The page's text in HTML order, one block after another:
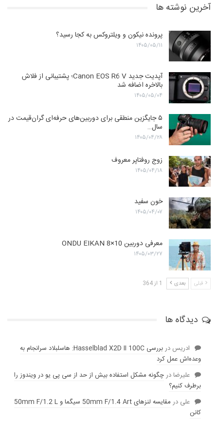
آخرین نوشته ها
پرونده نیکون و ویلتروکس به کجا رسید؟
۱۴۰۵/۰۵/۱۱
آپدیت جدید Canon EOS R6 V؛ پشتیبانی از فلاش
بالاخره اضافه شد
۱۴۰۵/۰۵/۰۴
۵ جایگزین منطقی برای دوربین‌های حرفه‌ای گران‌قیمت در
سال…
۱۴۰۵/۰۴/۲۸
زوج روفتاپر معروف
۱۴۰۵/۰۴/۱۸
خون سفید
۱۴۰۵/۰۴/۰۷
معرفی دوربین ONDU EIKAN 8×10
۱۴۰۵/۰۳/۲۷
قبلی بعدی 1 از 364
دیدگاه ها
ادریس در
بررسی Hasselblad X2D II 100C: هاسلبلاد سرانجام به
وعده‌‌اش عمل کرد
عليرضادرچگونه مشکل استفاده بیش از حد از سی پی یو در ویندوز را
برطرف کنیم؟
علی در
مقایسه لنز‌های 50mm F/1.4 Art سیگما و 50mm F/1.2 L
کانن